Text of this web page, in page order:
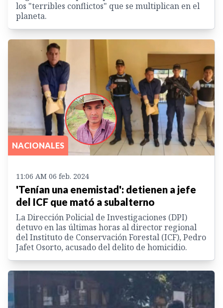
los "terribles conflictos" que se multiplican en el
planeta.
NACIONALES
11:06 AM 06 feb. 2024
'Tenían una enemistad': detienen a jefe
del ICF que mató a subalterno
La Dirección Policial de Investigaciones (DPI)
detuvo en las últimas horas al director regional
del Instituto de Conservación Forestal (ICF), Pedro
Jafet Osorto, acusado del delito de homicidio.